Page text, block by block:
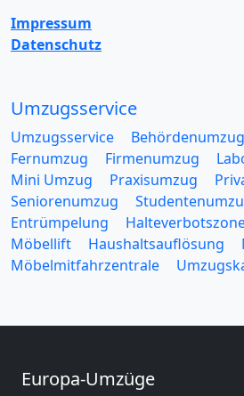
Impressum
Datenschutz
Umzugsservice
Umzugsservice Behördenumzug
Fernumzug
Firmenumzug
Mini Umzug
Praxisumzug
Seniorenumzug
Entrümpelung
Möbellift
Haushaltsauflösung
Möbelmitfahrzentrale
Europa-Umzüge